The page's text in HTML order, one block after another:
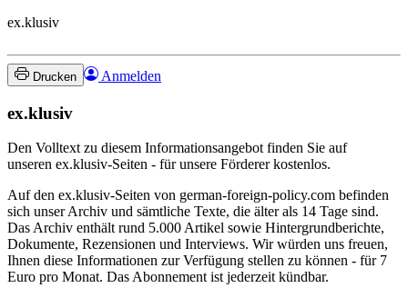
ex.klusiv
Drucken Anmelden
ex.klusiv
Den Volltext zu diesem Informationsangebot finden Sie auf
unseren ex.klusiv-Seiten - für unsere Förderer kostenlos.
Auf den ex.klusiv-Seiten von german-foreign-policy.com befinden
sich unser Archiv und sämtliche Texte, die älter als 14 Tage sind.
Das Archiv enthält rund 5.000 Artikel sowie Hintergrundberichte,
Dokumente, Rezensionen und Interviews. Wir würden uns freuen,
Ihnen diese Informationen zur Verfügung stellen zu können - für 7
Euro pro Monat. Das Abonnement ist jederzeit kündbar.